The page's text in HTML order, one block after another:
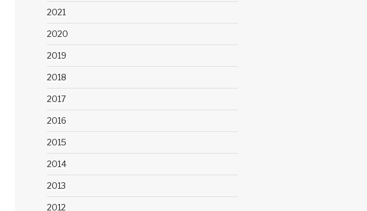
2021
2020
2019
2018
2017
2016
2015
2014
2013
2012